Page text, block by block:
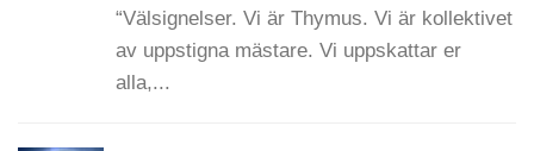
“Välsignelser. Vi är Thymus. Vi är kollektivet
av uppstigna mästare. Vi uppskattar er
alla,...